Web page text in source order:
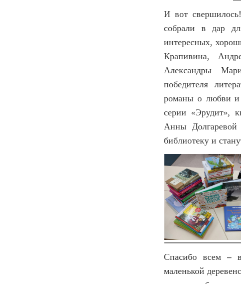
И вот
собрали в дар
интересных,
Крапивина,
Александры
победителя
романы о любви и
серии «Эрудит»,
Анны
библиотеку и
Спасибо всем –
маленькой